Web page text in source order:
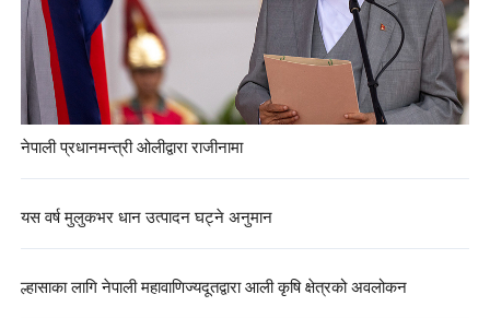
नेपाली प्रधानमन्त्री ओलीद्वारा राजीनामा
यस वर्ष मुलुकभर धान उत्पादन घट्ने अनुमान
ल्हासाका लागि नेपाली महावाणिज्यदूतद्वारा आली कृषि क्षेत्रको अवलोकन